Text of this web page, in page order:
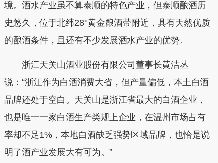
境。酒水产业虽不算泰顺的特色产业，但泰顺酿酒历
史悠久，位于北纬28°黄金酿酒带附近，具有天然优质
的酿酒条件，且还有不少发展酒水产业的优势。
浙江天关山酒业股份有限公司董事长黄洁丛
说：“浙江作为白酒消费大省，但产量偏低，本土白酒
品牌还处于空白。天关山是浙江省最大的白酒企业，
也是唯一一家白酒生产类规上企业，在温州市场占有
率却不足1%，本地白酒缺乏强势区域品牌，也恰是说
明了酒产业发展大有可为。”